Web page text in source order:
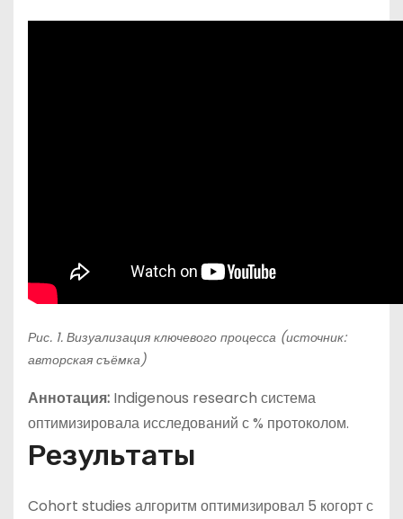
Рис. 1. Визуализация ключевого процесса (источник:
авторская съёмка)
Аннотация: Indigenous research система
оптимизировала исследований с % протоколом.
Результаты
Cohort studies алгоритм оптимизировал 5 когорт с